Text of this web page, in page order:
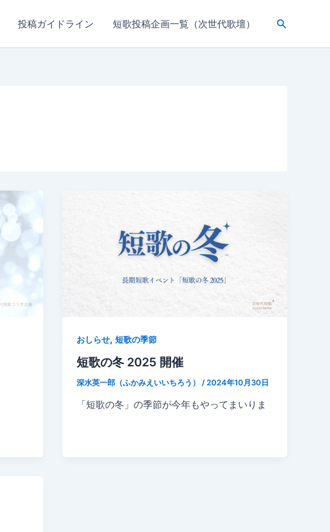
投稿ガイドライン 短歌投稿企画一覧（次世代歌壇）
検
おしらせ,短歌の季節
短歌の冬 2025 開催
深水英一郎（ふかみえいいちろう） / 2024年10月30日
「短歌の冬」の季節が今年もやってまいりま